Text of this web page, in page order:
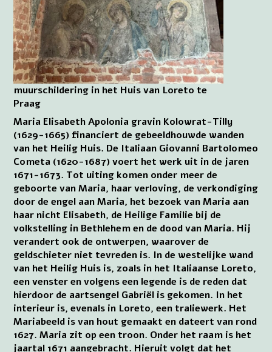
muurschildering in het Huis van Loreto te
Praag
Maria Elisabeth Apolonia gravin Kolowrat-Tilly
(1629-1665) financiert de gebeeldhouwde wanden
van het Heilig Huis. De Italiaan Giovanni Bartolomeo
Cometa (1620-1687) voert het werk uit in de jaren
1671-1673. Tot uiting komen onder meer de
geboorte van Maria, haar verloving, de verkondiging
door de engel aan Maria, het bezoek van Maria aan
haar nicht Elisabeth, de Heilige Familie bij de
volkstelling in Bethlehem en de dood van Maria. Hij
verandert ook de ontwerpen, waarover de
geldschieter niet tevreden is. In de westelijke wand
van het Heilig Huis is, zoals in het Italiaanse Loreto,
een venster en volgens een legende is de reden dat
hierdoor de aartsengel Gabriël is gekomen. In het
interieur is, evenals in Loreto, een traliewerk. Het
Mariabeeld is van hout gemaakt en dateert van rond
1627. Maria zit op een troon. Onder het raam is het
jaartal 1671 aangebracht. Hieruit volgt dat het